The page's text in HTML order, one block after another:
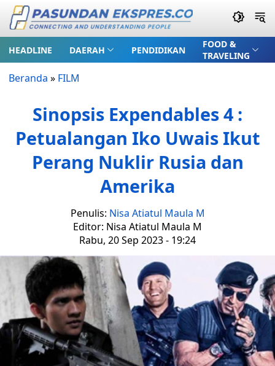
HEADLINE DAERAH PENDIDIKAN
FOOD &
TRAVELING
Beranda » FILM
Sinopsis Expendables 4 :
Petualangan Iko Uwais Ikut
Perang Nuklir Rusia dan
Amerika
Penulis: Nisa Atiatul Maula M
Editor: Nisa Atiatul Maula M
Rabu, 20 Sep 2023 - 19:24